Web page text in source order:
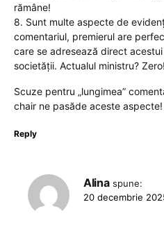
rămâne!
8. Sunt multe aspecte de
comentariul, premierul are
care se adresează direct
societății. Actualul ministru? Zero!
Scuze pentru „lungimea”
chair ne pasăde aceste aspecte!
Reply
Alina spune:
20 decembrie